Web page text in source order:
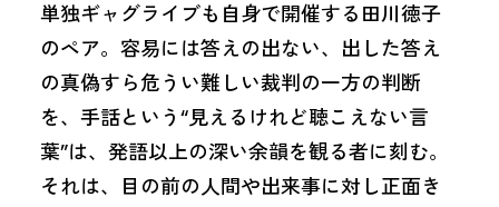
単独ギャグライブも自身で開催する田川徳子
のペア。容易には答えの出ない、出した答え
の真偽すら危うい難しい裁判の一方の判断
を、手話という“見えるけれど聴こえない言
葉”は、発語以上の深い余韻を観る者に刻む。
それは、目の前の人間や出来事に対し正面き